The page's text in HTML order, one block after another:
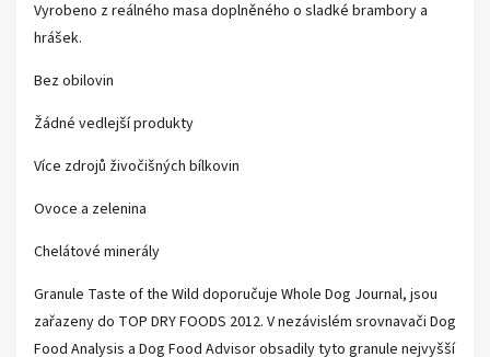
Vyrobeno z reálného masa doplněného o sladké brambory a
hrášek.
Bez obilovin
Žádné vedlejší produkty
Více zdrojů živočišných bílkovin
Ovoce a zelenina
Chelátové minerály
Granule Taste of the Wild doporučuje Whole Dog Journal, jsou
zařazeny do TOP DRY FOODS 2012. V nezávislém srovnavači Dog
Food Analysis a Dog Food Advisor obsadily tyto granule nejvyšší